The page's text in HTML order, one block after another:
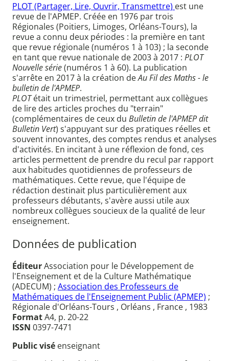
PLOT (Partager, Lire, Ouvrir, Transmettre) est une
revue de l'APMEP. Créée en 1976 par trois
Régionales (Poitiers, Limoges, Orléans-Tours), la
revue a connu deux périodes : la première en tant
que revue régionale (numéros 1 à 103) ; la seconde
en tant que revue nationale de 2003 à 2017 : PLOT
Nouvelle série(numéros 1 à 60). La publication
s'arrête en 2017 à la création deAu Fil des Maths - le
bulletin de l'APMEP.
PLOTétait un trimestriel, permettant aux collègues
de lire des articles proches du "terrain"
(complémentaires de ceux du Bulletin de l'APMEP dit
Bulletin Vert) s'appuyant sur des pratiques réelles et
souvent innovantes, des comptes rendus et analyses
d'activités. En incitant à une réflexion de fond, ces
articles permettent de prendre du recul par rapport
aux habitudes quotidiennes de professeurs de
mathématiques. Cette revue, que l'équipe de
rédaction destinait plus particulièrement aux
professeurs débutants, s'avère aussi utile aux
nombreux collègues soucieux de la qualité de leur
enseignement.
Données de publication
ÉditeurAssociation pour le Développement de
l'Enseignement et de la Culture Mathématique
(ADECUM) ; Association des Professeurs de
Mathématiques de l'Enseignement Public (APMEP) ;
Régionale d'Orléans-Tours , Orléans , France , 1983
FormatA4, p. 20-22
ISSN 0397-7471
Public visé enseignant